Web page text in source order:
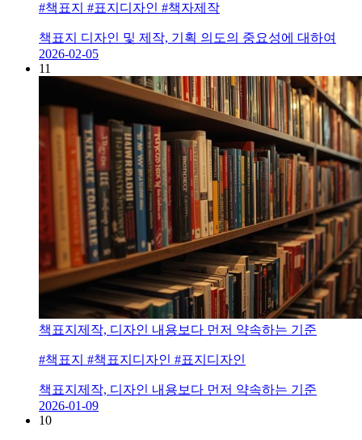
#책표지 #표지디자인 #책자제작
책표지 디자인 및 제작, 기획 의도의 중요성에 대하여
2026-02-05
11
책표지제작, 디자인 내용보다 먼저 약속하는 기준
#책표지 #책표지디자인 #표지디자인
책표지제작, 디자인 내용보다 먼저 약속하는 기준
2026-01-09
10